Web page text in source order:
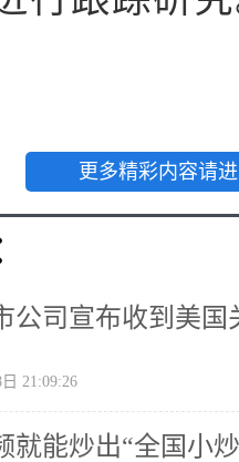
更多精彩内容请
公司宣布收到美国
21:09:26
就能炒出“全国小